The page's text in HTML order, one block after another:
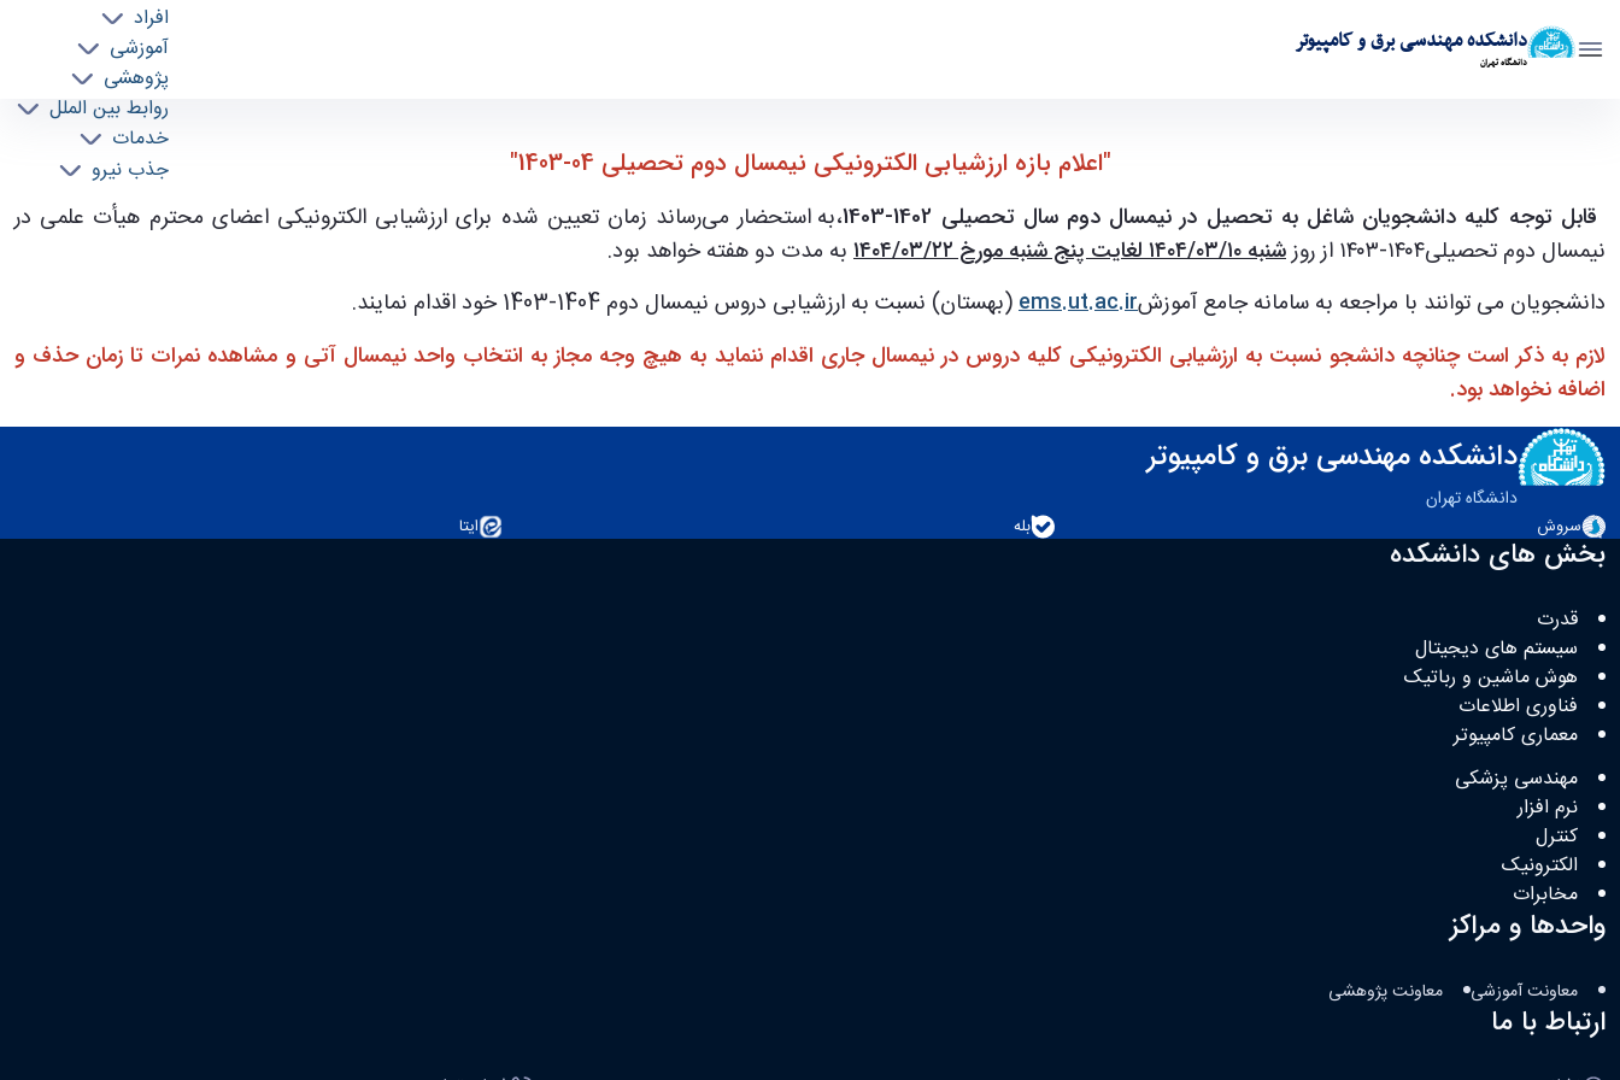
دانشکده مهندسی برق و کامپیوتر
دانشگاه تهران
افراد
آموزشی
پژوهشی
روابط بین الملل
خدمات
جذب نیرو
اعلام بازه ارزشيابی الكترونيكی نيمسال دوم تحصيلی 04-03 - ece- دانشکده مهندسی برق و کامپیوتر"اعلام بازه ارزشيابی الكترونيكی نيمسال دوم تحصيلی 04-1403"
قابل توجه کلیه دانشجویان شاغل به تحصیل در نیمسال دوم سال تحصیلی 1402-1403
،به استحضار می‌رساند زمان تعيين شده برای ارزشيابی الكترونيكی اعضای محترم هيأت علمی در
نيمسال دوم تحصيلی۱۴۰۴-۱۴۰۳ از روز
شنبه ۱۰/‏۰۳/‏۱۴۰۴ لغايت پنج شنبه مورخ ۲۲/‏۰۳/‏۱۴۰۴
به مدت دو هفته خواهد بود.
دانشجویان می توانند با مراجعه به سامانه جامع آموزشems.ut.ac.ir(بهستان) نسبت به ارزشیابی دروس نیمسال دوم 1404-1403 خود اقدام نمایند.
لازم به ذكر است چنانچه دانشجو نسبت به ارزشيابی الكترونيكی كليه دروس در نيمسال جاری اقدام ننمايد به هيچ وجه مجاز به انتخاب واحد نيمسال آتی و مشاهده نمرات تا زمان حذف و
اضافه نخواهد بود.
دانشکده مهندسی برق و کامپیوتر
دانشگاه تهران
سروش
بله ایتا
بخش های دانشکده
قدرت
سیستم های دیجیتال
هوش ماشین و رباتیک
فناوری اطلاعات
معماری کامپیوتر
مهندسی پزشکی
نرم افزار
کنترل
الکترونیک
مخابرات
واحدها و مراکز
معاونت آموزشی معاونت پژوهشی
ارتباط با ما